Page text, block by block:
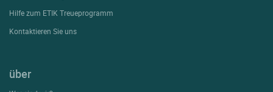
Hilfe zum ETIK Treueprogramm
Kontaktieren Sie uns
über